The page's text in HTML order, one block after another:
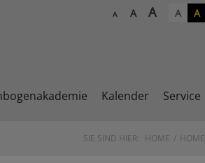
A A A A A
Kalender Service
SIE SIND HIER: HOME HOME